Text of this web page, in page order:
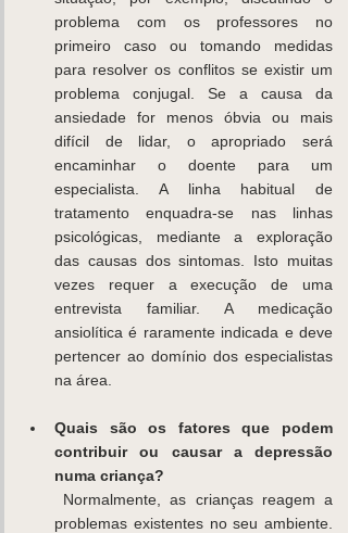
problema com os professores no
primeiro caso ou tomando medidas
para resolver os conflitos se existir um
problema conjugal. Se a causa da
ansiedade for menos óbvia ou mais
difícil de lidar, o apropriado será
encaminhar o doente para um
especialista. A linha habitual de
tratamento enquadra-se nas linhas
psicológicas, mediante a exploração
das causas dos sintomas. Isto muitas
vezes requer a execução de uma
entrevista familiar. A medicação
ansiolítica é raramente indicada e deve
pertencer ao domínio dos especialistas
na área.
Quais são os fatores que podem
contribuir ou causar a depressão
numa criança?
problemas existentes no seu ambiente.